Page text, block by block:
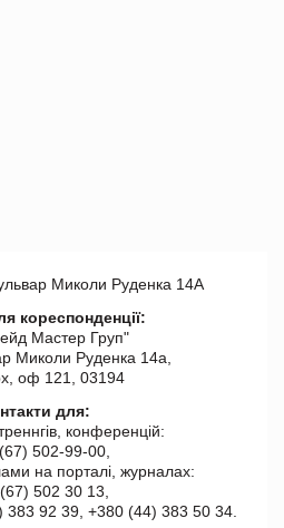
Миколи Руденка 14А
кореспонденції:
Мастер Груп"
Миколи Руденка 14а,
оф 121, 03194
для:
конференцій:
502-99-00,
на порталі, журналах:
502 30 13,
383 92 39, +380 (44) 383 50 34.